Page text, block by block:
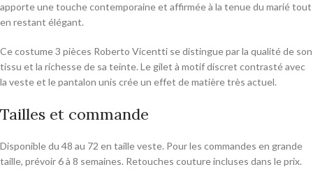
apporte une touche contemporaine et affirmée à la tenue du marié tout
en restant élégant.
Ce costume 3 pièces Roberto Vicentti se distingue par la qualité de son
tissu et la richesse de sa teinte. Le gilet à motif discret contrasté avec
la veste et le pantalon unis crée un effet de matière très actuel.
Tailles et commande
Disponible du 48 au 72 en taille veste. Pour les commandes en grande
taille, prévoir 6 à 8 semaines. Retouches couture incluses dans le prix.